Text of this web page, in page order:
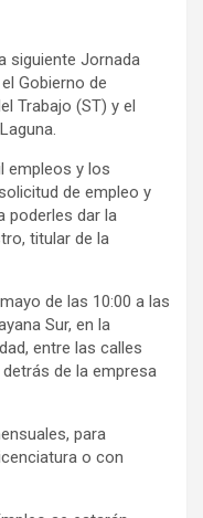
siguiente Jornada
Gobierno de
Trabajo (ST) y el
empleos y los
de empleo y
poderles dar la
titular de la
de las 10:00 a las
Sur, en la
entre las calles
de la empresa
para
o con